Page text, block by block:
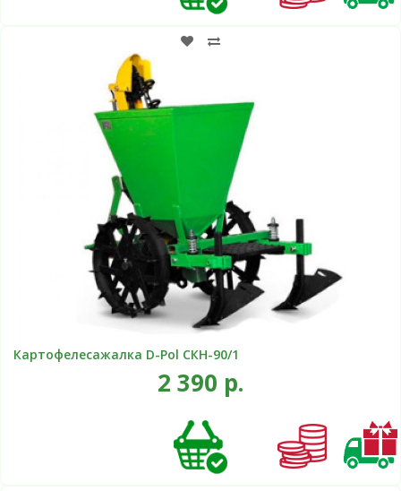
Картофелесажалка D-Pol СКН-90/1
2 390 р.